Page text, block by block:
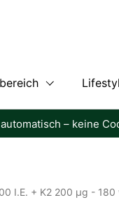
keine Codes nötig!
I.E. + K2 200 µg - 180